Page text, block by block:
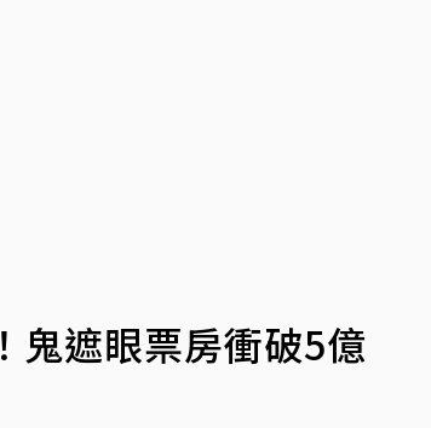
鬼遮眼票房衝破5億